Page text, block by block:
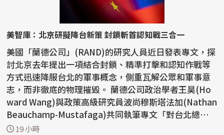
美智庫：北京研擬降台新策 封鎖斬首認知戰三合一
美國「蘭德公司」(RAND)的研究人員近日發表專文，探
討北京去年提出一項結合封鎖、精準打擊和認知作戰等
方式迅速降服台北的軍事概念，側重瓦解公眾和軍事意
志，而非徹底的物理摧毀。 蘭德公司政治學者王昊(Ho
ward Wang)與政策高級研究員波尚穆斯塔法加(Nathan
Beauchamp-Mustafaga)共同執筆專文「對台北總體
戰：中國探...
19 小時